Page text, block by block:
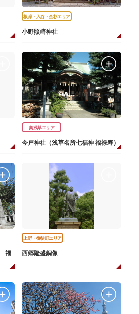
根岸・入谷・金杉エリア
小野照崎神社
奥浅草エリア
今戸神社（浅草名所七福神 福禄寿）
福
上野・御徒町エリア
西郷隆盛銅像